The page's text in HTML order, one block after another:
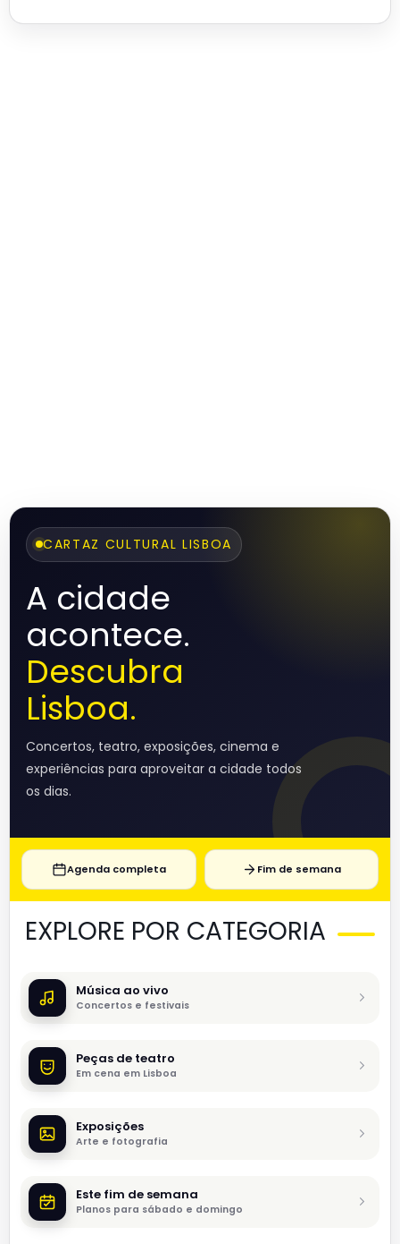
CARTAZ CULTURAL LISBOA
A cidade
acontece.
Descubra
Lisboa.
Concertos, teatro, exposições, cinema e
experiências para aproveitar a cidade todos
os dias.
Agenda completa Fim de semana
EXPLORE POR CATEGORIA
Música ao vivo
Concertos e festivais
Peças de teatro
Em cena em Lisboa
Exposições
Arte e fotografia
Este fim de semana
Planos para sábado e domingo